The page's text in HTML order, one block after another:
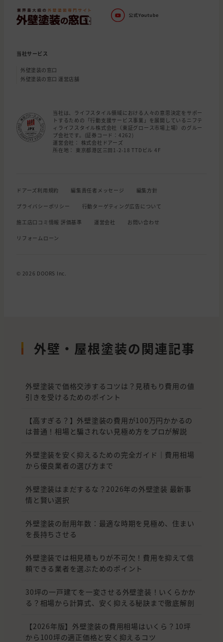
当社サービス
外壁塗装の窓口
外壁塗装の窓口 運営店舗
当社は、ライフスタイル領域における人々の意思決定をサポー
トするための「行動支援サービス事業」を展開しているニフテ
ィライフスタイル株式会社（東証グロース市場上場）のグルー
プ会社です。(証券コード：4262)
運営会社： 株式会社ドアーズ
所在地： 東京都港区三田1-2-18 TTDビル 4F
ドアーズ利用規約 編集責任者メッセージ 編集方針
プライバシーポリシー 行動ターゲティング広告について
施工店口コミ情報 評価基準 運営会社 お問い合わせ
リフォームローン
© 2026 DOORS Inc.
外壁・屋根塗装の関連記事
外壁塗装で価格交渉するコツは？見積もり費用の値
引きを受けるためのポイント
【高すぎる？】外壁塗装の費用が100万円かかるの
は普通！相場と騙されない見極め方をプロが解説
外壁塗装を安く抑えるための完全ガイド｜費用相場
から優良業者の選び方まで
外壁塗装はまだするな？2026年の外壁塗装 最新事
情と賢い選択
外壁塗装の耐用年数：最適な時期を見極め、住まい
を長持ちさせる
外壁塗装では相見積もりが不可欠！費用を抑えて信
頼できる業者を選ぶためのポイント
30坪の一戸建てを一変させる外壁塗装！いくらかか
る？相場から計算式、安く抑える秘訣まで徹底解剖
【2026年版】外壁塗装の費用相場はいくら？10坪
から100坪の適正価格と安く抑えるコツ